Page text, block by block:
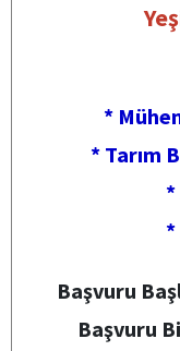
*
* Tarım
*
*
Başvuru
Başvuru